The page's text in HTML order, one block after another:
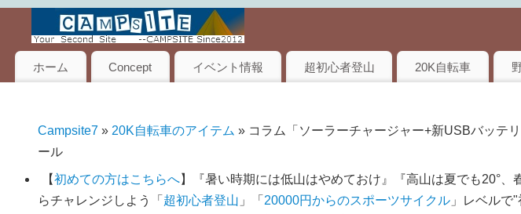
ホーム Concept イベント情報 超初心者登山 20K自転車
Campsite7 » 20K自転車のアイテム » コラム「ソーラーチャージャー+新USBバッテ
ール
【初めての方はこちらへ】『暑い時期には低山はやめておけ』『高山は夏でも20°
らチャレンジしよう「 超初心者登山 」「 20000円からのスポーツサイクル 」レベルで